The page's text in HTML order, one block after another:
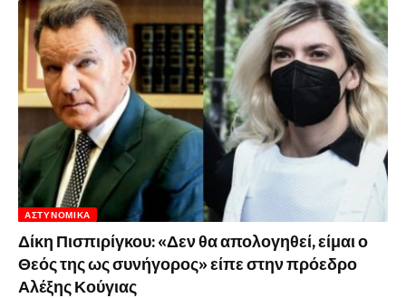
ΑΣΤΥΝΟΜΙΚΆ
Δίκη Πισπιρίγκου: «Δεν θα απολογηθεί, είμαι ο
Θεός της ως συνήγορος» είπε στην πρόεδρο
Αλέξης Κούγιας